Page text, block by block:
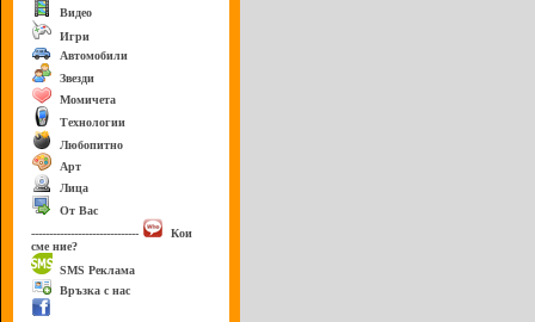
Видео
Игри
Автомобили
Звезди
Момичета
Технологии
Любопитно
Арт
Лица
От Вас
------------------------------
Кои
сме ние?
SMS Реклама
Връзка с нас